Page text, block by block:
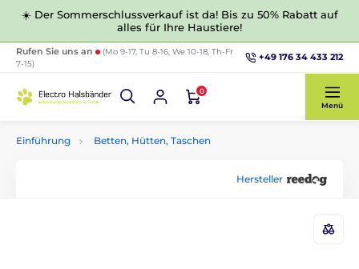
☀️ Der Sommerschlussverkauf ist da! Bis zu 50% Rabatt auf
alles für Ihre Haustiere!
Rufen Sie uns an
(Mo 9-17, Tu 8-16, We 10-18, Th-Fr
7-15)
+49 176 34 433 212
0
Menü
Einführung Betten, Hütten, Taschen
Hersteller